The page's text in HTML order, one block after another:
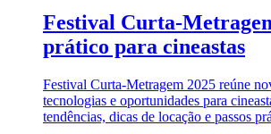
Festival Curta-
prático para cineastas
Festival Curta-Metragem 2025 reúne
tecnologias e oportunidades para
tendências, dicas de locação e passos